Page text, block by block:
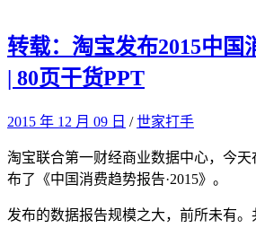
转载：淘宝发布2015中国
| 80页干货PPT
2015 年 12 月 09 日 /世家打手
淘宝联合第一财经商业数据中心，今
布了《中国消费趋势报告·2015》。
发布的数据报告规模之大，前所未有